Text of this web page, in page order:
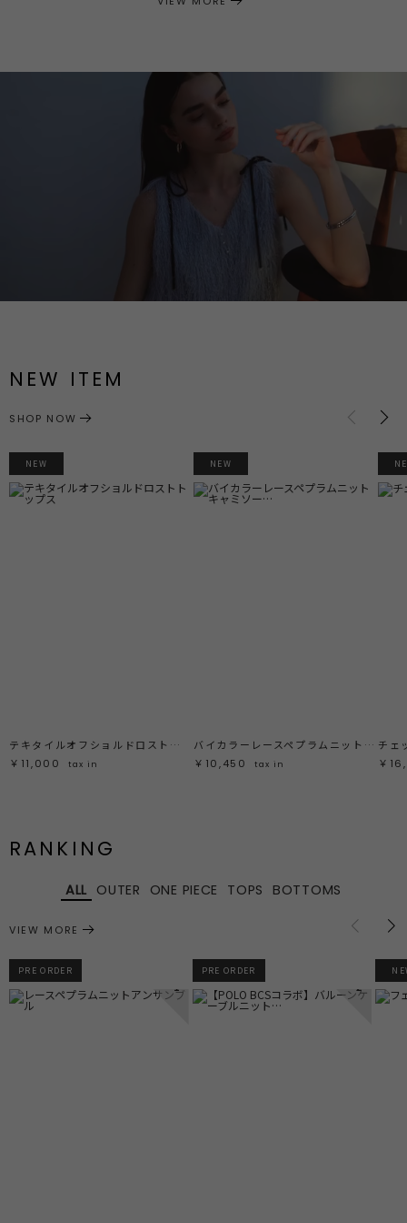
NEW ITEM
NEW
テキタイルオフショルドロストトップス
￥11,000
tax in
NEW
バイカラーレースペプラムニットキャミソール
￥10,450
tax in
チェ
￥
SHOP NOW
RANKING
ALL OUTER ONE PIECE TOPS BOTTOMS
PRE ORDER
1
PRE ORDER
2
VIEW MORE